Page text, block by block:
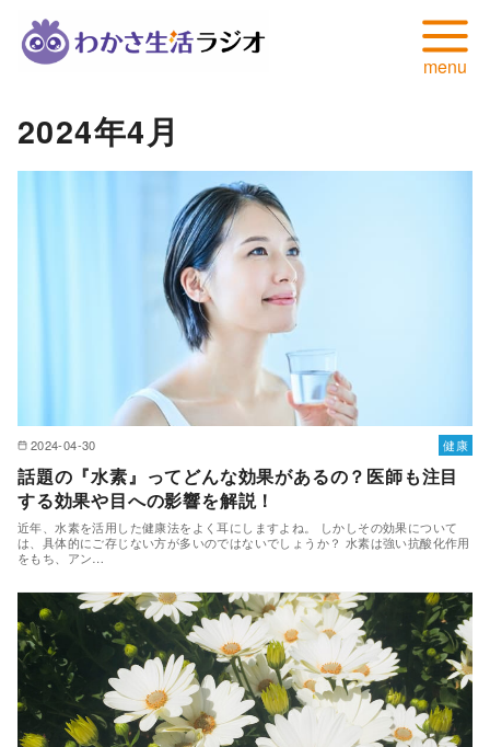
2024年4月
2024-04-30 健康
話題の『水素』ってどんな効果があるの？医師も注目
する効果や目への影響を解説！
近年、水素を活用した健康法をよく耳にしますよね。 しかしその効果について
は、具体的にご存じない方が多いのではないでしょうか？ 水素は強い抗酸化作用
をもち、アン…